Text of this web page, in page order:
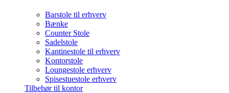
Barstole til erhverv
Bænke
Counter Stole
Sadelstole
Kantinestole til erhverv
Kontorstole
Loungestole erhverv
Spisestuestole erhverv
Tilbehør til kontor